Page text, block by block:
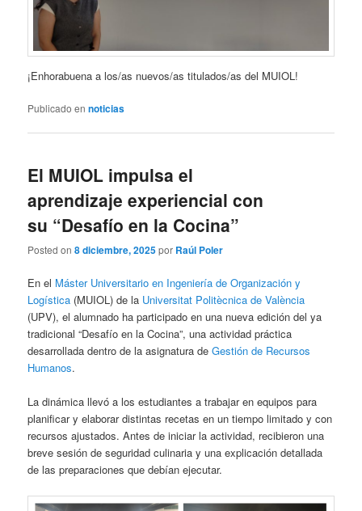
¡Enhorabuena a los/as nuevos/as titulados/as del MUIOL!
Publicado en noticias
El MUIOL impulsa el
aprendizaje experiencial con
su “Desafío en la Cocina”
Posted on8 diciembre, 2025por Raúl Poler
En el Máster Universitario en Ingeniería de Organización y
Logística (MUIOL) de la Universitat Politècnica de València
(UPV), el alumnado ha participado en una nueva edición del ya
tradicional “Desafío en la Cocina”, una actividad práctica
desarrollada dentro de la asignatura deGestión de Recursos
Humanos.
La dinámica llevó a los estudiantes a trabajar en equipos para
planificar y elaborar distintas recetas en un tiempo limitado y con
recursos ajustados. Antes de iniciar la actividad, recibieron una
breve sesión de seguridad culinaria y una explicación detallada
de las preparaciones que debían ejecutar.